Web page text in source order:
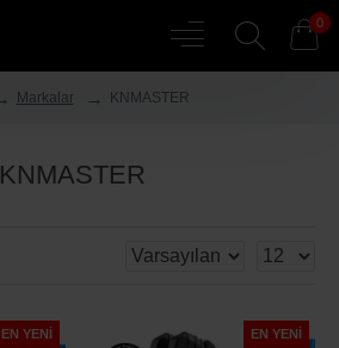
0
Markalar KNMASTER
KNMASTER
EN YENI EN YENI